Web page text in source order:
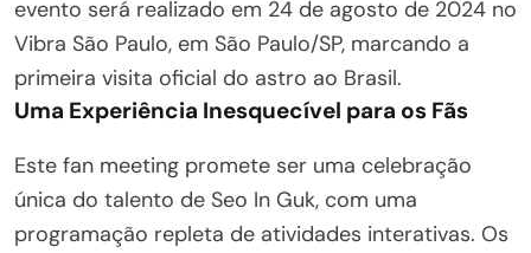
evento será realizado em 24 de agosto de 2024 no
Vibra São Paulo, em São Paulo/SP, marcando a
primeira visita oficial do astro ao Brasil.
Uma Experiência Inesquecível para os Fãs
Este fan meeting promete ser uma celebração
única do talento de Seo In Guk, com uma
programação repleta de atividades interativas. Os